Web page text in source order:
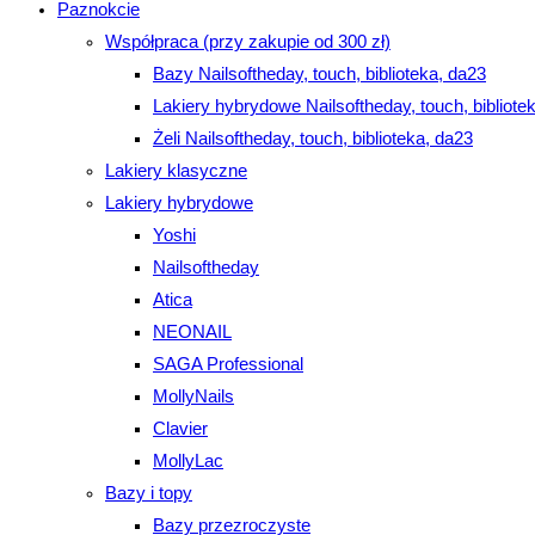
Paznokcie
Współpraca (przy zakupie od 300 zł)
Bazy Nailsoftheday, touch, biblioteka, da23
Lakiery hybrydowe Nailsoftheday, touch,
Żeli Nailsoftheday, touch, biblioteka, da23
Lakiery klasyczne
Lakiery hybrydowe
Yoshi
Nailsoftheday
Atica
NEONAIL
SAGA Professional
MollyNails
Clavier
MollyLac
Bazy i topy
Bazy przezroczyste